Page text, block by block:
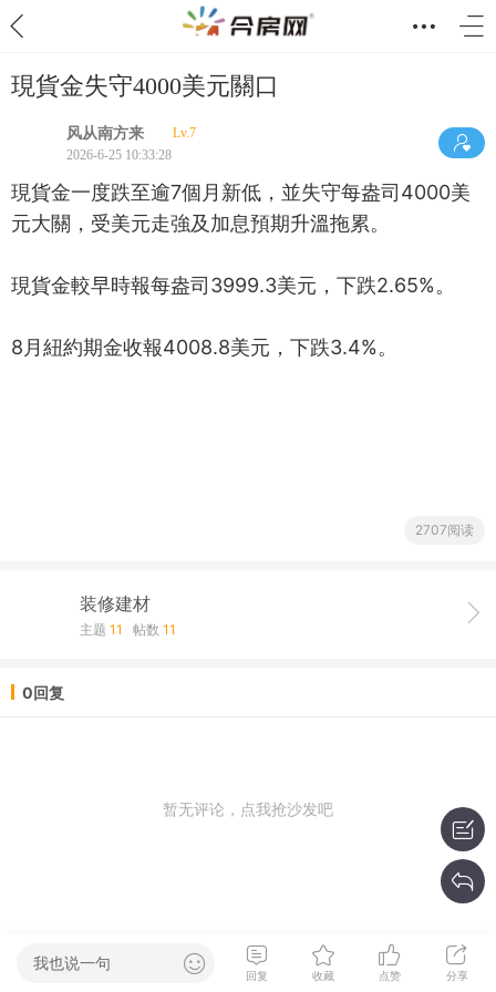
現貨金失守4000美元關口
风从南方来
Lv.7
2026-6-25 10:33:28
現貨金一度跌至逾7個月新低，並失守每盎司4000美
元大關，受美元走強及加息預期升溫拖累。
現貨金較早時報每盎司3999.3美元，下跌2.65%。
8月紐約期金收報4008.8美元，下跌3.4%。
2707阅读
装修建材
主题 11 帖数 11
0回复
暂无评论，点我抢沙发吧
我也说一句
回复 收藏 点赞 分享